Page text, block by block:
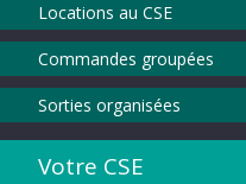
Locations au CSE
Commandes groupées
Sorties organisées
Votre CSE